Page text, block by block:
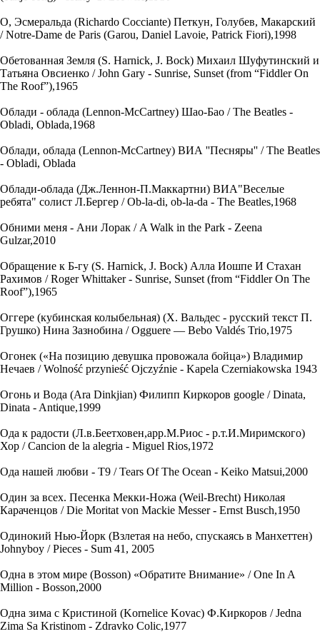
О, Эсмеральда (Richardo Cocciante) Петкун, Голубев, Макарский
/ Notre-Dame de Paris (Garou, Daniel Lavoie, Patrick Fiori),1998
Обетованная Земля (S. Harnick, J. Bock) Михаил Шуфутинский и
Татьяна Овсиенко / John Gary - Sunrise, Sunset (from “Fiddler On
The Roof”),1965
Облади - облада (Lennon-McCartney) Шао-Бао / The Beatles -
Obladi, Oblada,1968
Облади, облада (Lennon-McCartney) ВИА ''Песняры'' / The Beatles
- Obladi, Oblada
Облади-облада (Дж.Леннон-П.Маккартни) ВИА"Веселые
ребята" солист Л.Бергер / Ob-la-di, ob-la-da - The Beatles,1968
Обними меня - Ани Лорак / A Walk in the Park - Zeena
Gulzar,2010
Обращение к Б-гу (S. Harnick, J. Bock) Алла Иошпе И Стахан
Рахимов / Roger Whittaker - Sunrise, Sunset (from “Fiddler On The
Roof”),1965
Оггере (кубинская колыбельная) (Х. Вальдес - русский текст П.
Грушко) Нина Зазнобина / Ogguere — Bebo Valdés Trio,1975
Огонек («На позицию девушка провожала бойца») Владимир
Нечаев / Wolność przynieść Ojczyźnie - Kapela Czerniakowska 1943
Огонь и Вода (Ara Dinkjian) Филипп Киркоров google / Dinata,
Dinata - Antique,1999
Ода к радости (Л.в.Беетховен,арр.М.Риос - р.т.И.Миримского)
Хор / Cancion de la alegria - Miguel Rios,1972
Ода нашей любви - Т9 / Tears Of The Ocean - Keiko Matsui,2000
Один за всех. Песенка Мекки-Ножа (Weil-Brecht) Николая
Караченцов / Die Moritat von Mackie Messer - Ernst Busch,1950
Одинокий Нью-Йорк (Взлетая на небо, спускаясь в Манхеттен)
Johnyboy / Pieces - Sum 41, 2005
Одна в этом мире (Bosson) «Обратите Внимание» / One In A
Million - Bosson,2000
Одна зима с Кристиной (Kornelice Kovac) Ф.Киркоров / Jedna
Zima Sa Kristinom - Zdravko Colic,1977